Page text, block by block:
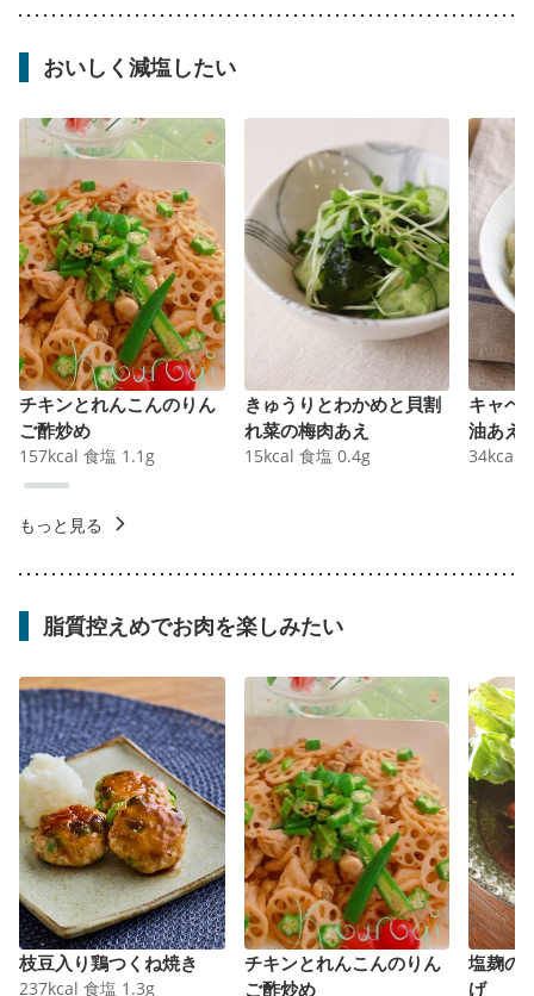
おいしく減塩したい
チキンとれんこんのりん
ご酢炒め
157kcal 食塩 1.1 g
きゅうりとわかめと貝割
れ菜の梅肉あえ
15kcal 食塩 0.4g
キャベ
油あえ
34kcal
もっと見る
脂質控えめでお肉を楽しみたい
枝豆入り鶏つくね焼き
237kcal 食塩 1.3g
チキンとれんこんのりん
ご酢炒め
塩麹の
げ